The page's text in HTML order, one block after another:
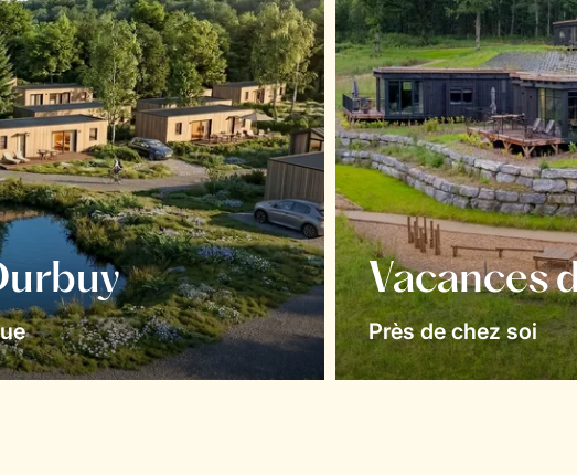
Vacances
Près de chez soi